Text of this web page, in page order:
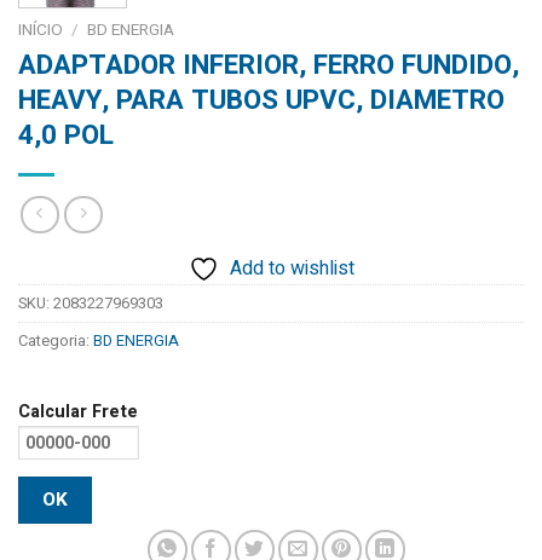
INÍCIO / BD ENERGIA
ADAPTADOR INFERIOR, FERRO FUNDIDO,
HEAVY, PARA TUBOS UPVC, DIAMETRO
4,0 POL
Add to wishlist
SKU: 2083227969303
Categoria: BD ENERGIA
Calcular Frete
OK